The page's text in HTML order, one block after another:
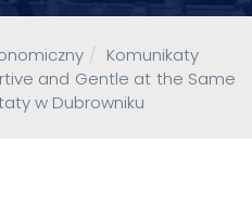
Komunikaty
and Gentle at the Same
w Dubrowniku